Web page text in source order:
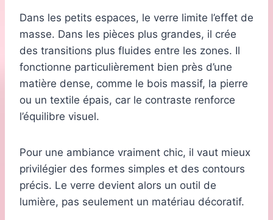
Dans les petits espaces, le verre limite l’effet de
masse. Dans les pièces plus grandes, il crée
des transitions plus fluides entre les zones. Il
fonctionne particulièrement bien près d’une
matière dense, comme le bois massif, la pierre
ou un textile épais, car le contraste renforce
l’équilibre visuel.
Pour une ambiance vraiment chic, il vaut mieux
privilégier des formes simples et des contours
précis. Le verre devient alors un outil de
lumière, pas seulement un matériau décoratif.